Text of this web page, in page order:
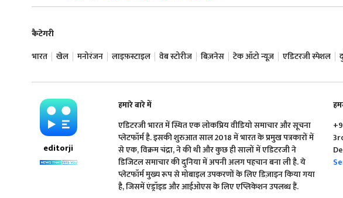
कैटेगरी
भारत
खेल मनोरंजन लाइफ़स्टाइल वेब स्टोरीज बिज़नेस टेक ऑटो न्यूज़ एडिटरजी स्पेशल
editorji
हमारे बारे में
एडिटरजी भारत में स्थित एक लोकप्रिय वीडियो समाचार और सूचना
प्लेटफॉर्म है. इसकी शुरुआत साल 2018 में भारत के प्रमुख पत्रकारों में
से एक, विक्रम चंद्रा, ने की थी और कुछ ही सालों में एडिटरजी ने
डिजिटल समाचार की दुनिया में अपनी अलग पहचान बना ली है. ये
प्लेटफॉर्म मुख्य रूप से मोबाइल उपकरणों के लिए डिज़ाइन किया गया
है, जिसमें एंड्रॉइड और आईओएस के लिए एप्लिकेशन उपलब्ध हैं.